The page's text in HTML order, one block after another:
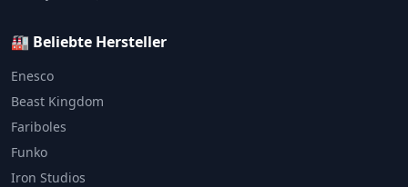
🏭 Beliebte Hersteller
Enesco
Beast Kingdom
Fariboles
Funko
Iron Studios